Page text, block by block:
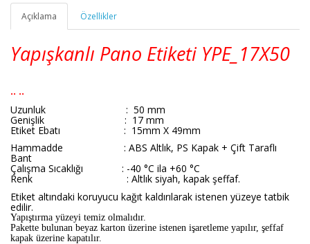
Açıklama Özellikler
Yapışkanlı Pano Etiketi YPE_ 17X50
.. ..
Uzunluk : 50 mm
Genişlik : 17 mm
Etiket Ebatı : 15mm X 49mm
Hammadde : ABS Altlık, PS Kapak + Çift Taraflı
Bant
Çalışma Sıcaklığı : -40 °C ila +60 °C
Renk : Altlık siyah, kapak şeffaf.
Etiket altındaki koruyucu kağıt kaldırılarak istenen yüzeye tatbik
edilir.
Yapıştırma yüzeyi temiz olmalıdır.
Pakette bulunan beyaz karton üzerine istenen işaretleme yapılır, şeffaf
kapak üzerine kapatılır.